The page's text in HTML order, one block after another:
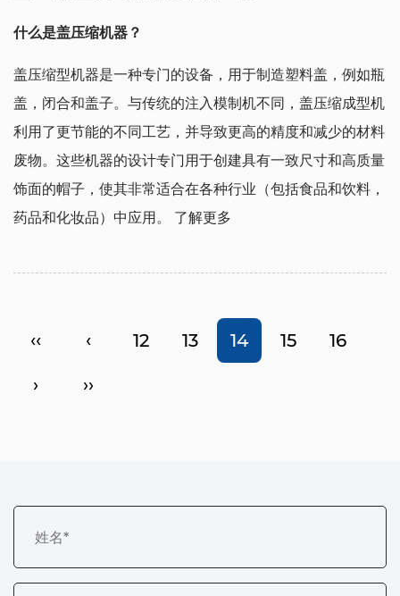
什么是盖压缩机器？
盖压缩型机器是一种专门的设备，用于制造塑料盖，例如瓶
盖，闭合和盖子。与传统的注入模制机不同，盖压缩成型机
利用了更节能的不同工艺，并导致更高的精度和减少的材料
废物。这些机器的设计专门用于创建具有一致尺寸和高质量
饰面的帽子，使其非常适合在各种行业（包括食品和饮料，
药品和化妆品）中应用。 了解更多
‹‹ ‹ 12 13 14 15 16
› ››